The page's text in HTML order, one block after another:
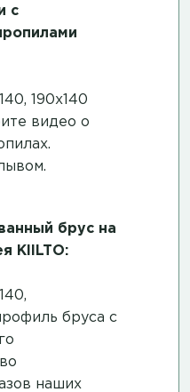
с
190х140
видео о
.
брус на
KIILTO:
бруса с
наших